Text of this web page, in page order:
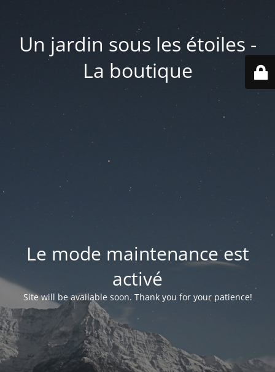
Un jardin sous les étoiles -
La boutique
Le mode maintenance est
activé
Site will be available soon. Thank you for your patience!